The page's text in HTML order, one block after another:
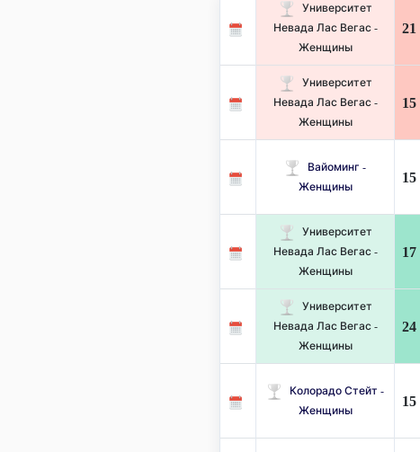
Университет
Невада Лас Вегас -
Женщины
21
Университет
Невада Лас Вегас -
Женщины
15
Вайоминг -
Женщины
15
Университет
Невада Лас Вегас -
Женщины
17
Университет
Невада Лас Вегас -
Женщины
24
Колорадо Стейт -
Женщины
15